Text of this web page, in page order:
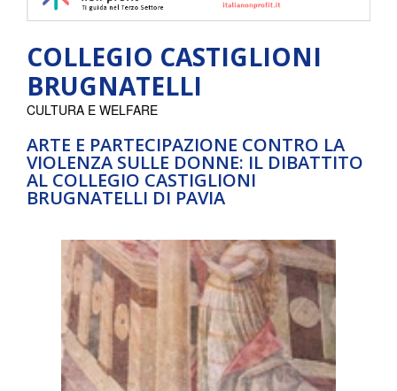
COLLEGIO CASTIGLIONI
BRUGNATELLI
ARTE E PARTECIPAZIONE CONTRO LA
VIOLENZA SULLE DONNE: IL DIBATTITO
AL COLLEGIO CASTIGLIONI
BRUGNATELLI DI PAVIA
CULTURA E WELFARE